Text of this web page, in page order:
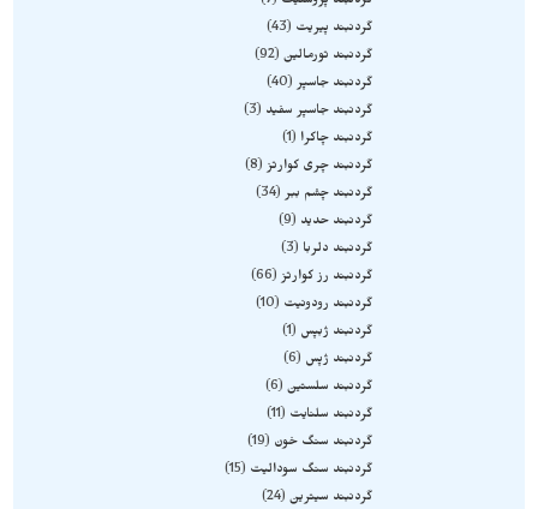
گردنبند پیریت
43
گردنبند تورمالین 92
گردنبند جاسپر 40
گردنبند جاسپر سفید
3
گردنبند چاکرا
1
گردنبند چری کوارتز 8
گردنبند چشم ببر 34
گردنبند حدید
9
گردنبند دلربا
3
گردنبند رز کوارتز 66
گردنبند رودونیت
10
گردنبند ژبپس
1
گردنبند ژپس
6
گردنبند سلستین 6
گردنبند سلنایت
11
گردنبند سنگ خون
19
گردنبند سنگ سودالیت
15
گردنبند سیترین 24